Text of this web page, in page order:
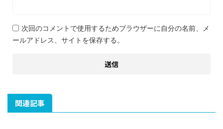
次回のコメントで使用するためブラウザーに自分の名前、メ
ールアドレス、サイトを保存する。
関連記事